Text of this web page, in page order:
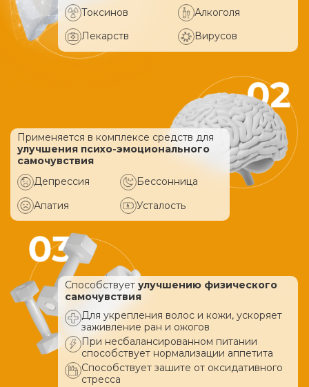
Токсинов
Алкоголя
Лекарств
Вирусов
Применяется в комплексе средств для
улучшения психо-эмоционального
самочувствия
Депрессия
Бессонница
Апатия
Усталость
Способствует улучшению физического
самочувствия
Для укрепления волос и кожи, ускоряет
заживление ран и ожогов
При несбалансированном питании
способствует нормализации аппетита
Способствует зашите от оксидативного
стресса